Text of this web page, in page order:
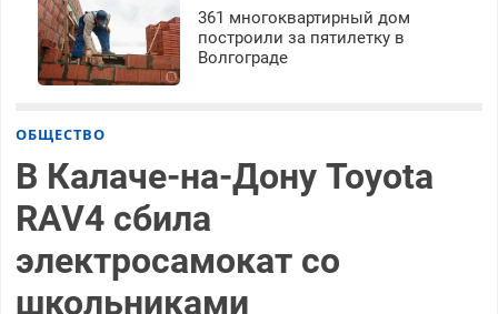
Набережная День Победы Реконструкция ЦПКиО
80-летие Победы Парк Героев-летчиков
361 многоквартирный дом
построили за пятилетку в
Волгограде
ОБЩЕСТВО
В Калаче-на-Дону Toyota
RAV4 сбила
электросамокат со
школьниками